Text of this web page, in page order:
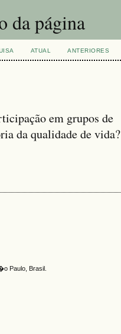
ATUAL ANTERIORES
em grupos de
da qualidade de vida?
Paulo, Brasil.